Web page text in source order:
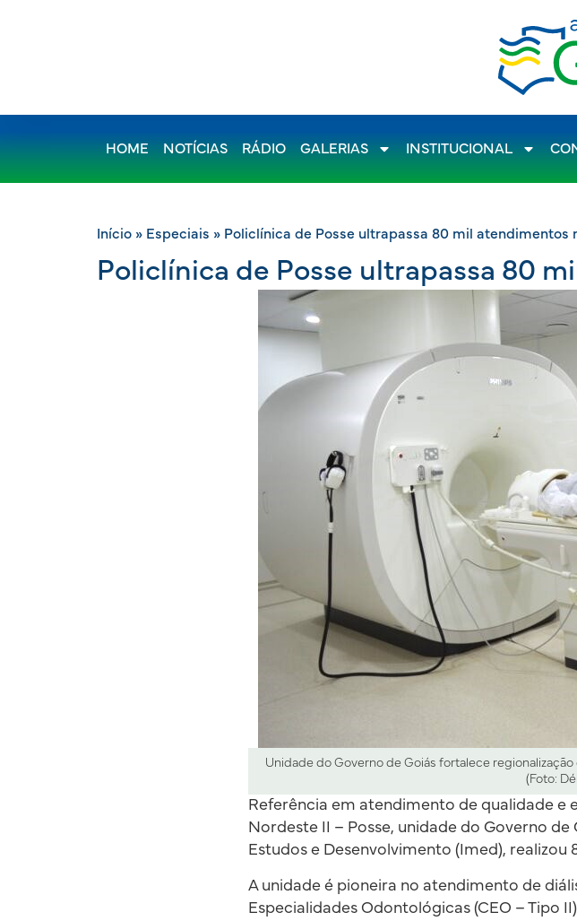
HOME NOTÍCIAS RÁDIO GALERIAS INSTITUCIONAL
Início » Especiais » Policlínica de Posse ultrapassa 80 mil atendimentos
Policlínica de Posse ultrapassa 80
Unidade do Governo de Goiás fortalece
(Foto:
Referência em atendimento de qualidade e
Nordeste II – Posse, unidade do Governo
Estudos e Desenvolvimento (Imed),
A unidade é pioneira no atendimento de
Especialidades Odontológicas (CEO – Tipo